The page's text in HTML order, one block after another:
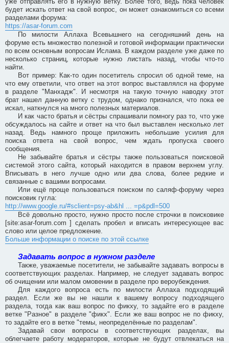
уже отправлять его в нужную ветку. Более того, ведь пока человек
будет искать ответ на свой вопрос, он может ознакомиться со всеми
разделами форума:
https://asar-forum.com
По милости Аллаха Всевышнего на сегодняшний день на
форуме есть множество полезной и готовой информации практически
по всем основным вопросам Ислама. В каждом разделе уже даже по
несколько страниц, которые нужно листать назад, чтобы что-то
найти.
Вот пример: Как-то один посетитель спросил об одной теме, на
что ему ответили, что ответ на этот вопрос выставлялся на форуме
в разделе "Манхадж". И несмотря на такую точную наводку этот
брат нашел данную ветку с трудом, однако признался, что пока ее
искал, наткнулся на много полезных материалов.
И как часто братья и сёстры спрашивали помногу раз то, что уже
обсуждалось на сайте и ответ на что был выставлен несколько лет
назад. Ведь намного проще приложить небольшие усилия для
поиска ответа на свой вопрос, чем ждать пропуска своего
сообщения.
Не забывайте братья и сёстры также пользоваться поисковой
системой этого сайта, который находится в правом верхнем углу.
Вписывать в него лучше одно или два слова, более редкие и
связанные с вашими вопросами.
Или ещё проще пользоваться поиском по саляф-форуму через
поисковик гугла:
http://www.google.ru/#sclient=psy-ab&hl ... =p&pdl=500
Всё довольно просто, нужно просто после строчки в поисковике
[site:asar-forum.com ] сделать пробел и вписать интересующее вас
слово или целое предложение.
Больше информации о поиске по этой ссылке
Задавать вопрос в нужном разделе
Также, уважаемые посетители, не забывайте задавать вопросы в
соответствующих разделах. Например, не следует задавать вопрос
об очищении или малом омовении в разделе про вероубеждения.
Для каждого вопроса есть по милости Аллаха подходящий
раздел. Если же вы не нашли к вашему вопросу подходящего
раздела, тогда как ваш вопрос по фикху, то задайте его в разделе
ветке "Разное" в разделе "фикх". Если же ваш вопрос не по фикху,
то задайте его в ветке "темы, неопределённые по разделам".
Задавай свои вопросы в соответствующих разделах, вы
облегчаете работу модераторов, которые не будут отвлекаться на